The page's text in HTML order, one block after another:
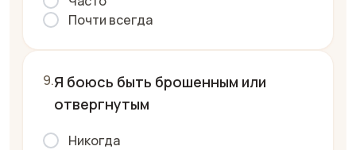
Почти всегда
Я боюсь быть брошенным или
отвергнутым
Никогда